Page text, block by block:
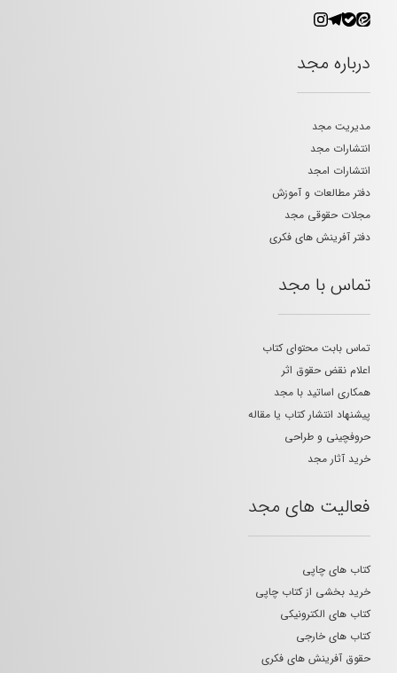
درباره مجد
مدیریت مجد
انتشارات مجد
انتشارات امجد
دفتر مطالعات و آموزش
مجلات حقوقی مجد
دفتر آفرینش های فکری
تماس با مجد
تماس بابت محتوای کتاب
اعلام نقض حقوق اثر
همکاری اساتید با مجد
پیشنهاد انتشار کتاب یا مقاله
حروفچینی و طراحی
خرید آثار مجد
فعالیت های مجد
کتاب های چاپی
خرید بخشی از کتاب چاپی
کتاب های الکترونیکی
کتاب های خارجی
حقوق آفرینش های فکری